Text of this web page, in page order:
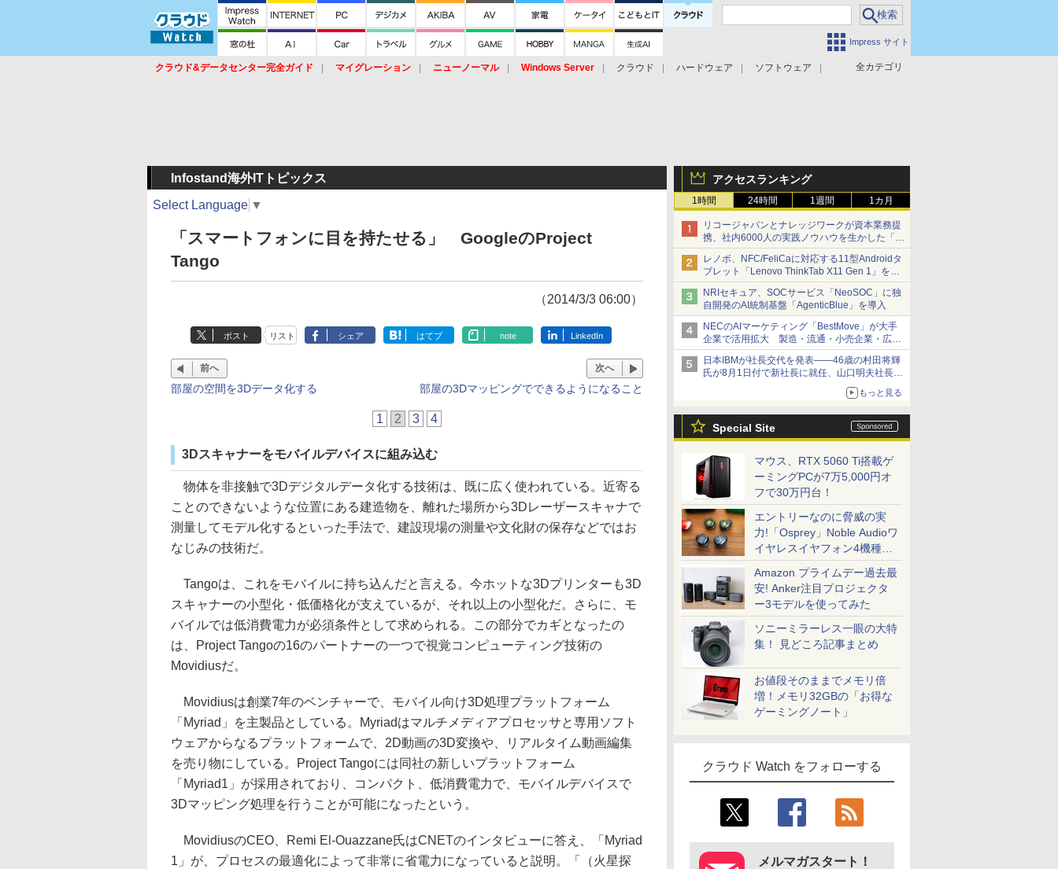
Impress サイト
全カテゴリ
クラウド&データセンター完全ガイド マイグレーション ニューノーマル Windows Server クラウド ハードウェア
ソフトウェア
アクセスランキング
1時間 24時間 1週間 1カ月
リコージャパンとナレッジワークが資本業務提
携、社内6000人の実践ノウハウを生かした「AI
商談記録 for RICOH」を展開へ
レノボ、NFC/FeliCaに対応する11型Androidタ
ブレット「Lenovo ThinkTab X11 Gen 1」を発
売
NRIセキュア、SOCサービス「NeoSOC」に独
自開発のAI統制基盤「AgenticBlue」を導入
NECのAIマーケティング「BestMove」が大手
企業で活用拡大 製造・流通・小売企業・広告
代理店などが実装フェーズへ
日本IBMが社長交代を発表――46歳の村田将輝
氏が8月1日付で新社長に就任、山口明夫社長は
もっと見る
Special Site
マウス、RTX 5060 Ti搭載ゲ
ーミングPCが7万5,000円オ
フで30万円台！
エントリーなのに脅威の実
力!「Osprey」Noble Audioワ
イヤレスイヤフォン4機種を
一気に聴く
Amazon プライムデー過去最
安! Anker注目プロジェクタ
ー3モデルを使ってみた
ソニーミラーレス一眼の大特
集！ 見どころ記事まとめ
お値段そのままでメモリ倍
増！メモリ32GBの「お得な
ゲーミングノート」
クラウド Watch をフォローする
メルマガスタート！
Infostand海外ITトピックス
Select Language ▼
「スマートフォンに目を持たせる」 GoogleのProject
Tango
（2014/3/3 06:00）
ポスト リスト シェア はてブ note LinkedIn
前へ
部屋の空間を3Dデータ化する
次へ
部屋の3Dマッピングでできるようになること
1 2 3 4
3Dスキャナーをモバイルデバイスに組み込む
物体を非接触で3Dデジタルデータ化する技術は、既に広く使われている。近寄る
ことのできないような位置にある建造物を、離れた場所から3Dレーザースキャナで
測量してモデル化するといった手法で、建設現場の測量や文化財の保存などではお
なじみの技術だ。
Tangoは、これをモバイルに持ち込んだと言える。今ホットな3Dプリンターも3D
スキャナーの小型化・低価格化が支えているが、それ以上の小型化だ。さらに、モ
バイルでは低消費電力が必須条件として求められる。この部分でカギとなったの
は、Project Tangoの16のパートナーの一つで視覚コンピューティング技術の
Movidiusだ。
Movidiusは創業7年のベンチャーで、モバイル向け3D処理プラットフォーム
「Myriad」を主製品としている。Myriadはマルチメディアプロセッサと専用ソフト
ウェアからなるプラットフォームで、2D動画の3D変換や、リアルタイム動画編集
を売り物にしている。Project Tangoには同社の新しいプラットフォーム
「Myriad1」が採用されており、コンパクト、低消費電力で、モバイルデバイスで
3Dマッピング処理を行うことが可能になったという。
MovidiusのCEO、Remi El-Ouazzane氏はCNETのインタビューに答え、「Myriad
1」が、プロセスの最適化によって非常に省電力になっていると説明。「（火星探